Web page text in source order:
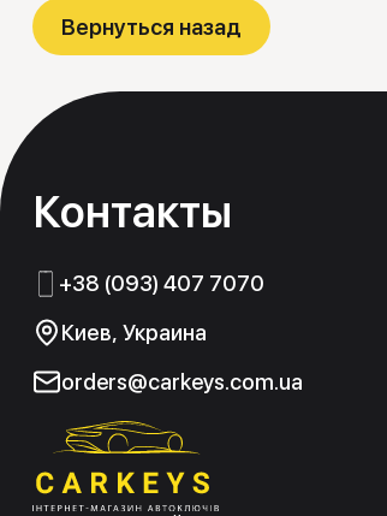
Контакты
+38 (093) 407 7070
Киев, Украина
orders@carkeys.com.ua